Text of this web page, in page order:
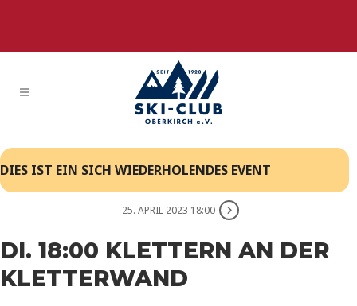
DIES IST EIN SICH WIEDERHOLENDES EVENT
25. APRIL 2023 18:00
DI. 18:00 KLETTERN AN DER
KLETTERWAND